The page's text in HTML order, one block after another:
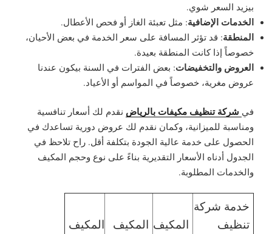
بيزيد السعر شوي.
الخدمات الإضافية: مثل تعبئة الغاز أو فحص الأعطال.
المنطقة: قد تؤثر المسافة على سعر الخدمة في بعض الأحيان،
خصوصاً إذا كانت المنطقة بعيدة.
العروض والتخفيضات: بعض الفترات في السنة بيكون عندنا
عروض مغرية، خصوصاً في المواسم أو الأعياد.
في شركة تنظيف مكيفات بالرياض نقدم لك أسعار تنافسية
ومناسبة للميزانية، وكمان نقدم لك عروض دورية تساعدك في
الحصول على خدمة عالية الجودة بتكلفة أقل. راح تلاحظ في
الجدول أدناه الأسعار التقديرية بناءً على نوع وحجم المكيف
والخدمات المطلوبة.
المكيف
المكيف المكيف
خدمة شركة
تنظيف